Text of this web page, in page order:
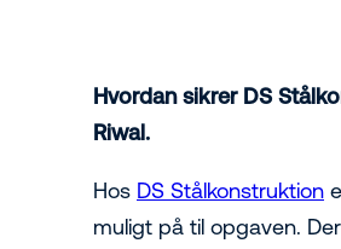
Hvordan sikrer DS
Riwal.
Hos DS Stålkonstruktion
muligt på til opgaven.